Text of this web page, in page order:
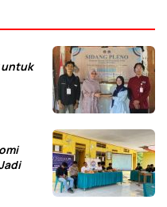
untuk